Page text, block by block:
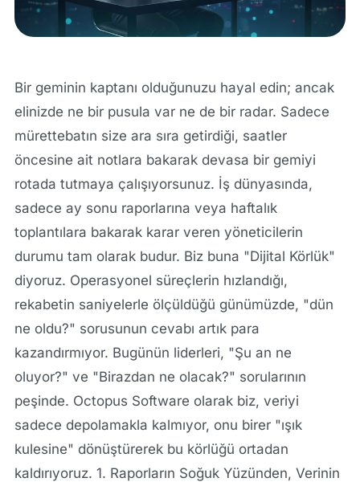
Bir geminin kaptanı olduğunuzu hayal edin; ancak
elinizde ne bir pusula var ne de bir radar. Sadece
mürettebatın size ara sıra getirdiği, saatler
öncesine ait notlara bakarak devasa bir gemiyi
rotada tutmaya çalışıyorsunuz. İş dünyasında,
sadece ay sonu raporlarına veya haftalık
toplantılara bakarak karar veren yöneticilerin
durumu tam olarak budur. Biz buna "Dijital Körlük"
diyoruz. Operasyonel süreçlerin hızlandığı,
rekabetin saniyelerle ölçüldüğü günümüzde, "dün
ne oldu?" sorusunun cevabı artık para
kazandırmıyor. Bugünün liderleri, "Şu an ne
oluyor?" ve "Birazdan ne olacak?" sorularının
peşinde. Octopus Software olarak biz, veriyi
sadece depolamakla kalmıyor, onu birer "ışık
kulesine" dönüştürerek bu körlüğü ortadan
kaldırıyoruz. 1. Raporların Soğuk Yüzünden, Verinin